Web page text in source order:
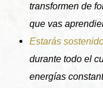
transformen de
que vas
Estarás
durante todo el
energías